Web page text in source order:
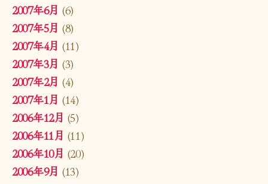
2007年6月 (6)
2007年5月 (8)
2007年4月 (11)
2007年3月 (3)
2007年2月 (4)
2007年1月 (14)
2006年12月 (5)
2006年11月 (11)
2006年10月 (20)
2006年9月 (13)